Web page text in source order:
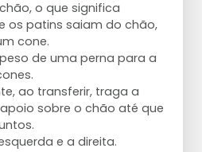
o que significa
os patins saiam do chão,
cone.
de uma perna para a
ao transferir, traga a
sobre o chão até que
e a direita.